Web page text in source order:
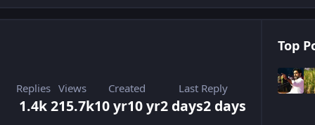
Replies
1.4k
Views
215.7k
Created
10 yr10 yr
Last Reply
2 days2 days
Top